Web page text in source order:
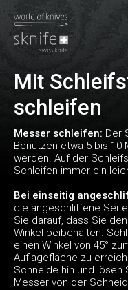
Mit
schleifen
Messer schleifen: Der
Benutzen etwa 5 bis 10
werden. Auf der
Schleifen immer ein
Bei einseitig
die angeschliffene
Sie darauf, dass Sie
Winkel beibehalten.
einen Winkel von 45°
Auflagefläche zu
Schneide hin und lösen
Messer von der